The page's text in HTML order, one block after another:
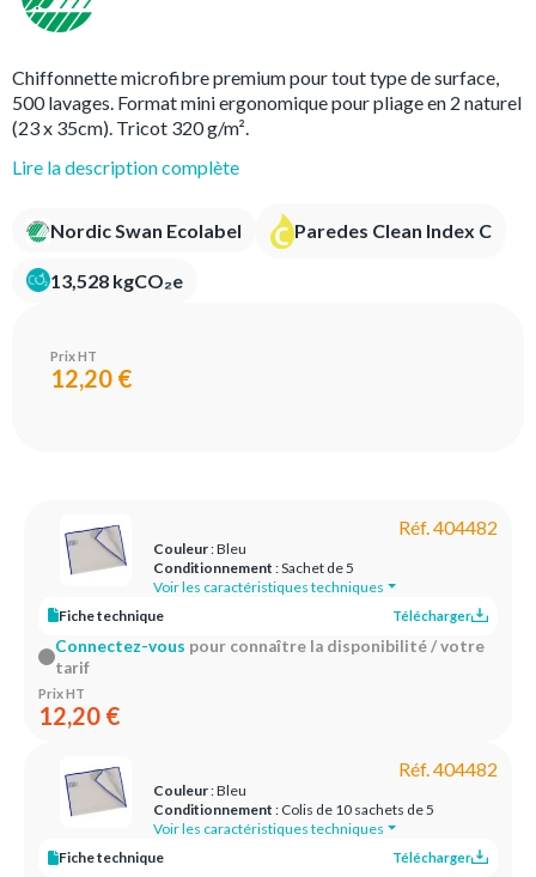
Chiffonnette microfibre premium pour tout type de surface,
500 lavages. Format mini ergonomique pour pliage en 2 naturel
(23 x 35cm). Tricot 320 g/m².
Lire la description complète
Nordic Swan Ecolabel Paredes Clean Index C
13,528 kgCO₂e
Prix HT
12,20 €
Réf. 404482
Couleur: Bleu
Conditionnement : Sachet de 5
Voir les caractéristiques techniques
Fiche technique
Télécharger
Connectez-vous pour connaître la disponibilité / votre
tarif
Prix HT
12,20 €
Réf. 404482
Couleur: Bleu
Conditionnement : Colis de 10 sachets de 5
Voir les caractéristiques techniques
Fiche technique
Télécharger